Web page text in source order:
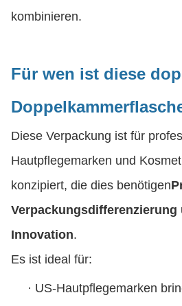
kombinieren.
Für wen ist diese
Diese Verpackung ist für
Hautpflegemarken und
konzipiert, die dies benötigen
Innovation.
Es ist ideal für:
· US-Hautpflegemarken